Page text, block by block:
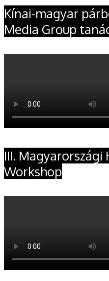
Kínai-magyar
Media Group
III.
Workshop